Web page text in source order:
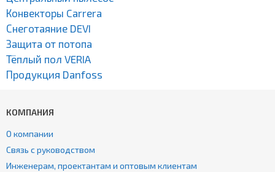
Конвекторы Carrera
Снеготаяние DEVI
Защита от потопа
Тёплый пол VERIA
Продукция Danfoss
КОМПАНИЯ
О компании
Связь с руководством
Инженерам, проектантам и оптовым клиентам